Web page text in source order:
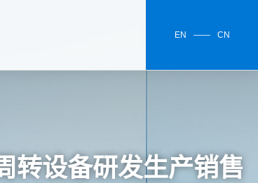
EN —— CN
转设备研发生产销售